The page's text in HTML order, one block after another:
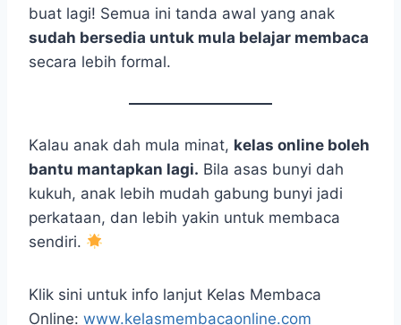
buat lagi! Semua ini tanda awal yang anak
sudah bersedia untuk mula belajar membaca
secara lebih formal.
Kalau anak dah mula minat, kelas online boleh
bantu mantapkan lagi. Bila asas bunyi dah
kukuh, anak lebih mudah gabung bunyi jadi
perkataan, dan lebih yakin untuk membaca
sendiri.
Klik sini untuk info lanjut Kelas Membaca
Online: www.kelasmembacaonline.com